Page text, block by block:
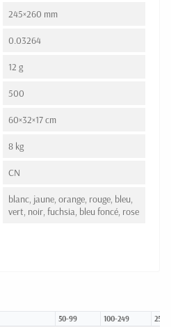
245×260 mm
0.03264
12 g
500
60×32×17 cm
8 kg
CN
blanc, jaune, orange, rouge, bleu,
vert, noir, fuchsia, bleu foncé, rose
50-99 100-249 250-